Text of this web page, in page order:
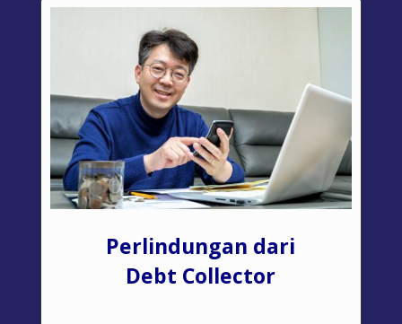
Perlindungan dari
Debt Collector